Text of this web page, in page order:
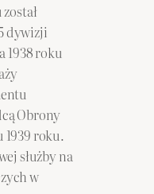
dywizji
1938 roku
Obrony
1939 roku.
służby na
w